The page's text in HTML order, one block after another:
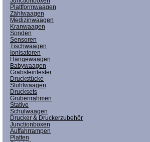
Plattformwaagen
Zählwaagen
Medizinwaagen
Kranwaagen
Sonden
Sensoren
Tischwaagen
Ionisatoren
Hängewaagen
Babywaagen
Grabsteintester
Druckstücke
Stuhlwaagen
Drucksets
Grubenrahmen
Stative
Schulwaagen
Drucker & Druckerzubehör
Junctionboxen
Auffahrrampen
Platten